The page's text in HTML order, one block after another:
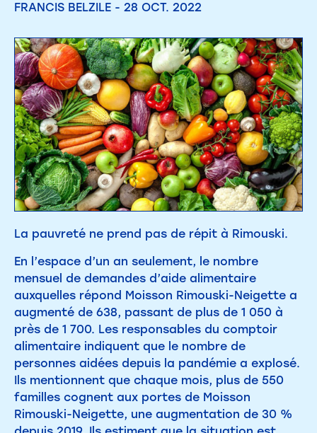
FRANCIS BELZILE - 28 OCT. 2022
La pauvreté ne prend pas de répit à Rimouski.
En l’espace d’un an seulement, le nombre
mensuel de demandes d’aide alimentaire
auxquelles répond Moisson Rimouski-Neigette a
augmenté de 638, passant de plus de 1 050 à
près de 1 700. Les responsables du comptoir
alimentaire indiquent que le nombre de
personnes aidées depuis la pandémie a explosé.
Ils mentionnent que chaque mois, plus de 550
familles cognent aux portes de Moisson
Rimouski-Neigette, une augmentation de 30 %